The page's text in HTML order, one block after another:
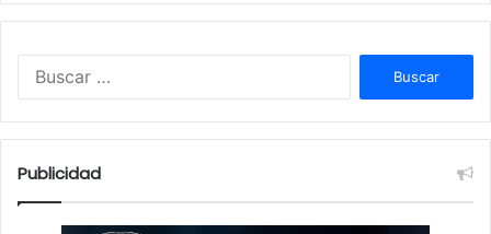
:
Publicidad